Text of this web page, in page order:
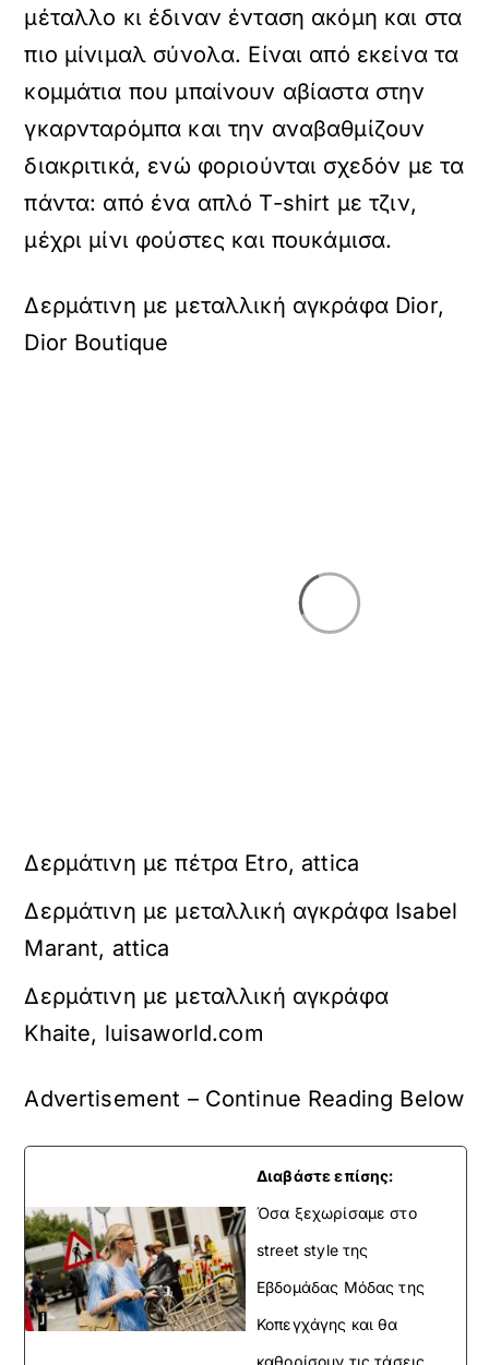
μέταλλο κι έδιναν ένταση ακόμη και στα
πιο μίνιμαλ σύνολα. Είναι από εκείνα τα
κομμάτια που μπαίνουν αβίαστα στην
γκαρνταρόμπα και την αναβαθμίζουν
διακριτικά, ενώ φοριούνται σχεδόν με τα
πάντα: από ένα απλό T-shirt με τζιν,
μέχρι μίνι φούστες και πουκάμισα.
Δερμάτινη με μεταλλική αγκράφα Dior,
Dior Boutique
Δερμάτινη με πέτρα Etro, attica
Δερμάτινη με μεταλλική αγκράφα Isabel
Marant, attica
Δερμάτινη με μεταλλική αγκράφα
Khaite, luisaworld.com
Advertisement – Continue Reading Below
Διαβάστε επίσης:
Όσα ξεχωρίσαμε στο
street style της
Εβδομάδας Μόδας της
Κοπεγχάγης και θα
καθορίσουν τις τάσεις